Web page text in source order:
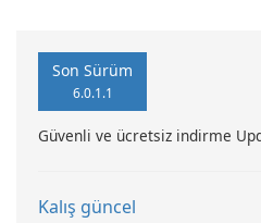
Son Sürüm
6.0.1.1
Güvenli ve ücretsiz indirme
Kalış güncel